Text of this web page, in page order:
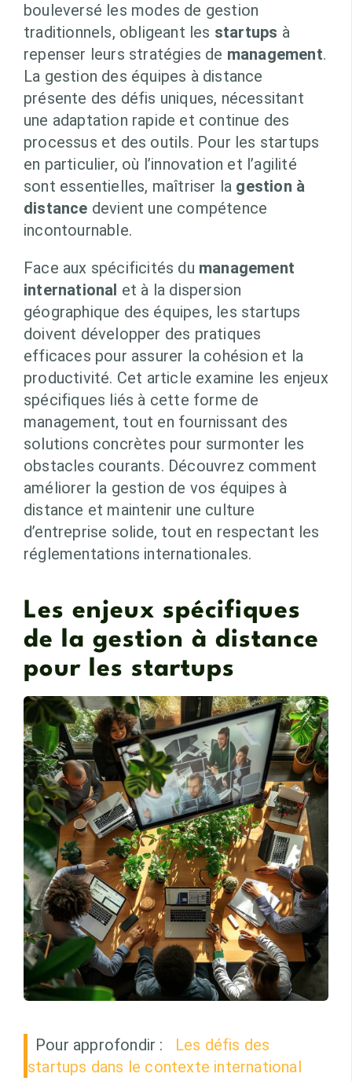
bouleversé les modes de gestion
traditionnels, obligeant les startups à
repenser leurs stratégies de management.
La gestion des équipes à distance
présente des défis uniques, nécessitant
une adaptation rapide et continue des
processus et des outils. Pour les startups
en particulier, où l’innovation et l’agilité
sont essentielles, maîtriser la gestion à
distance devient une compétence
incontournable.
Face aux spécificités du management
international et à la dispersion
géographique des équipes, les startups
doivent développer des pratiques
efficaces pour assurer la cohésion et la
productivité. Cet article examine les enjeux
spécifiques liés à cette forme de
management, tout en fournissant des
solutions concrètes pour surmonter les
obstacles courants. Découvrez comment
améliorer la gestion de vos équipes à
distance et maintenir une culture
d’entreprise solide, tout en respectant les
réglementations internationales.
Les enjeux spécifiques
de la gestion à distance
pour les startups
Pour approfondir :
Les défis des
startups dans le contexte international